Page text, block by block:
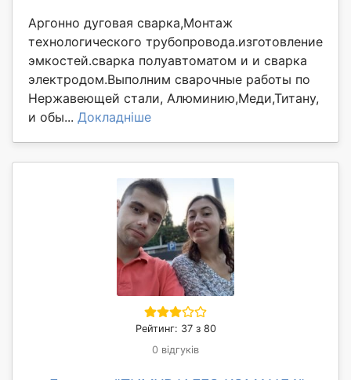
Аргонно дуговая сварка,Монтаж
технологического трубопровода.изготовление
эмкостей.сварка полуавтоматом и и сварка
электродом.Выполним сварочные работы по
Нержавеющей стали, Алюминию,Меди,Титану,
и обы... Докладніше
Рейтинг: 37 з 80
0 відгуків